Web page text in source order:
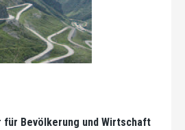
für Bevölkerung und Wirtschaft